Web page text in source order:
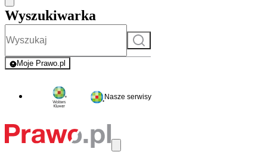
Wyszukiwarka
Szukaj
Moje Prawo.pl
- rejestracja i logowanie do serwisu
Nasze serwisy